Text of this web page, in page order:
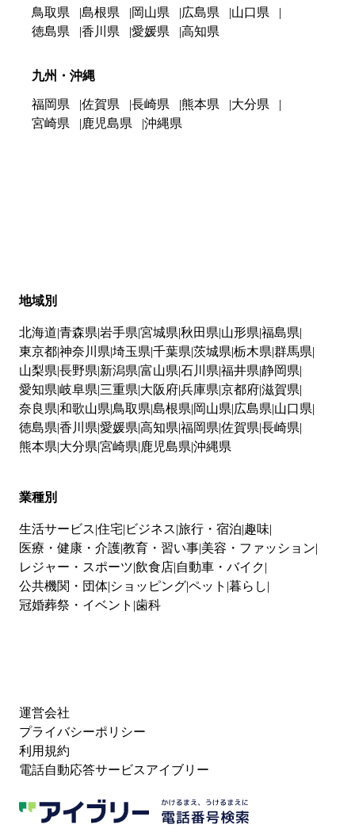
鳥取県 島根県 岡山県 広島県
山口県
徳島県
香川県 愛媛県 高知県
九州・沖縄
福岡県 佐賀県 長崎県 熊本県
大分県
宮崎県
鹿児島県 沖縄県
地域別
北海道 青森県 岩手県 宮城県 秋田県 山形県 福島県
東京都神奈川県 埼玉県 千葉県 茨城県 栃木県 群馬県
山梨県 長野県 新潟県 富山県 石川県 福井県 静岡県
愛知県 岐阜県 三重県 大阪府兵庫県 京都府滋賀県
奈良県 和歌山県 鳥取県 島根県 岡山県 広島県 山口県
徳島県 香川県 愛媛県 高知県 福岡県 佐賀県 長崎県
熊本県 大分県 宮崎県 鹿児島県 沖縄県
業種別
生活サービス 住宅 ビジネス 旅行・宿泊 趣味
医療・健康・介護教育・習い事 美容・ファッション
レジャー・スポーツ 飲食店 自動車・バイク
公共機関・団体 ショッピングペット 暮らし
冠婚葬祭・イベント 歯科
運営会社
プライバシーポリシー
利用規約
電話自動応答サービスアイブリー